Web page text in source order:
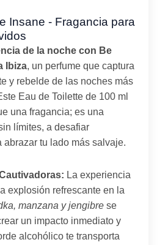
Insane - Fragancia para
de la noche con Be
Ibiza, un perfume que captura
y rebelde de las noches más
Eau de Toilette de 100 ml
una fragancia; es una
límites, a desafiar
abrazar tu lado más salvaje.
La experiencia
explosión refrescante en la
manzana y jengibre se
un impacto inmediato y
alcohólico te transporta